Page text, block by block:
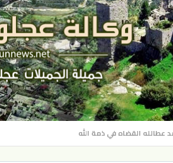
عطالله القضاه في ذمة الله